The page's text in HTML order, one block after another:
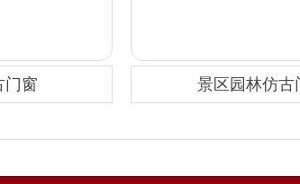
门窗 景区园林仿古